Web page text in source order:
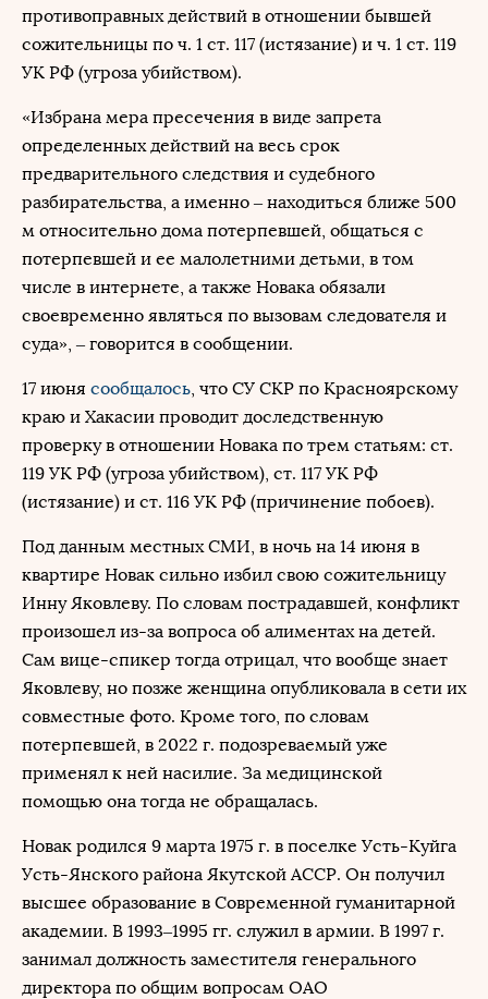
противоправных действий в отношении бывшей
сожительницы по ч. 1 ст. 117 (истязание) и ч. 1 ст. 119
УК РФ (угроза убийством).
«Избрана мера пресечения в виде запрета
определенных действий на весь срок
предварительного следствия и судебного
разбирательства, а именно – находиться ближе 500
м относительно дома потерпевшей, общаться с
потерпевшей и ее малолетними детьми, в том
числе в интернете, а также Новака обязали
своевременно являться по вызовам следователя и
суда», – говорится в сообщении.
17 июня сообщалось, что СУ СКР по Красноярскому
краю и Хакасии проводит доследственную
проверку в отношении Новака по трем статьям: ст.
119 УК РФ (угроза убийством), ст. 117 УК РФ
(истязание) и ст. 116 УК РФ (причинение побоев).
Под данным местных СМИ, в ночь на 14 июня в
квартире Новак сильно избил свою сожительницу
Инну Яковлеву. По словам пострадавшей, конфликт
произошел из-за вопроса об алиментах на детей.
Сам вице-спикер тогда отрицал, что вообще знает
Яковлеву, но позже женщина опубликовала в сети их
совместные фото. Кроме того, по словам
потерпевшей, в 2022 г. подозреваемый уже
применял к ней насилие. За медицинской
помощью она тогда не обращалась.
Новак родился 9 марта 1975 г. в поселке Усть-Куйга
Усть-Янского района Якутской АССР. Он получил
высшее образование в Современной гуманитарной
академии. В 1993–1995 гг. служил в армии. В 1997 г.
занимал должность заместителя генерального
директора по общим вопросам ОАО